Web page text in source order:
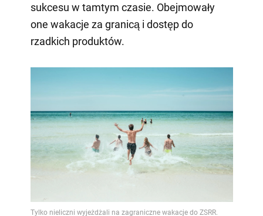
sukcesu w tamtym czasie. Obejmowały
one wakacje za granicą i dostęp do
rzadkich produktów.